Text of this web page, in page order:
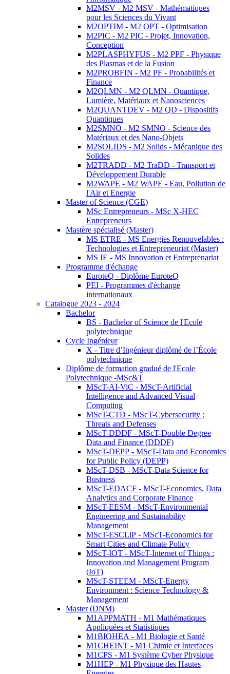
M2MSV - M2 MSV - Mathématiques
pour les Sciences du Vivant
M2OPTIM - M2 OPT - Optimisation
M2PIC - M2 PIC - Projet, Innovation,
Conception
M2PLASPHYFUS - M2 PPF - Physique
des Plasmas et de la Fusion
M2PROBFIN - M2 PF - Probabilités et
Finance
M2QLMN - M2 QLMN - Quantique,
Lumière, Matériaux et Nanosciences
M2QUANTDEV - M2 QD - Dispositifs
Quantiques
M2SMNO - M2 SMNO - Science des
Matériaux et des Nano-Objets
M2SOLIDS - M2 Solids - Mécanique des
Solides
M2TRADD - M2 TraDD - Transport et
Développement Durable
M2WAPE - M2 WAPE - Eau, Pollution de
l'Air et Energie
Master of Science (CGE)
MSc Entrepreneurs - MSc X-HEC
Entrepreneurs
Mastère spécialisé (Master)
MS ETRE - MS Energies Renouvelables :
Technologies et Entrepreneuriat (Master)
MS IE - MS Innovation et Entreprenariat
Programme d'échange
EuroteQ - Diplôme EuroteQ
PEI - Programmes d'échange
internationaux
Catalogue 2023 - 2024
Bachelor
BS - Bachelor of Science de l'Ecole
polytechnique
Cycle Ingénieur
X - Titre d’Ingénieur diplômé de l’École
polytechnique
Diplôme de formation gradué de l'Ecole
Polytechnique -MSc&T
MScT-AI-ViC - MScT-Artificial
Intelligence and Advanced Visual
Computing
MScT-CTD - MScT-Cybersecurity :
Threats and Defenses
MScT-DDDF - MScT-Double Degree
Data and Finance (DDDF)
MScT-DEPP - MScT-Data and Economics
for Public Policy (DEPP)
MScT-DSB - MScT-Data Science for
Business
MScT-EDACF - MScT-Economics, Data
Analytics and Corporate Finance
MScT-EESM - MScT-Environmental
Engineering and Sustainability
Management
MScT-ESCLiP - MScT-Economics for
Smart Cities and Climate Policy
MScT-IOT - MScT-Internet of Things :
Innovation and Management Program
(IoT)
MScT-STEEM - MScT-Energy
Environment : Science Technology &
Management
Master (DNM)
M1APPMATH - M1 Mathématiques
Appliquées et Statistiques
M1BIOHEA - M1 Biologie et Santé
M1CHEINT - M1 Chimie et Interfaces
M1CPS - M1 Système Cyber Physique
M1HEP - M1 Physique des Hautes